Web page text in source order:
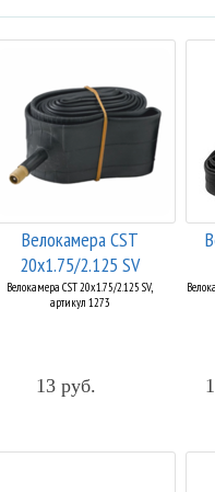
Велокамера CST
20x1.75/2.125 SV
Велокамера CST 20x1.75/2.125 SV,
артикул 1273
13 руб.